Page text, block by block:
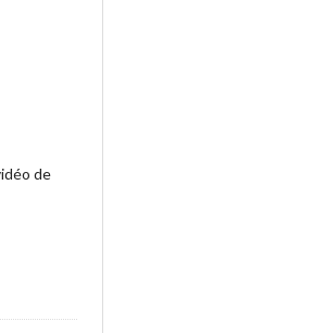
de